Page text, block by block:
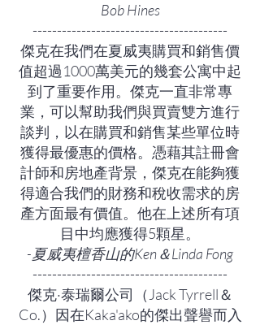
Bob Hines
----------------------------------------
傑克在我們在夏威夷購買和銷售價
值超過1000萬美元的幾套公寓中起
到了重要作用。傑克一直非常專
業，可以幫助我們與買賣雙方進行
談判，以在購買和銷售某些單位時
獲得最優惠的價格。憑藉其註冊會
計師和房地產背景，傑克在能夠獲
得適合我們的財務和稅收需求的房
產方面最有價值。他在上述所有項
目中均應獲得5顆星。
-夏威夷檀香山的Ken＆Linda Fong
----------------------------------------
傑克·泰瑞爾公司（Jack Tyrrell＆
Co.）因在Kaka'ako的傑出聲譽而入